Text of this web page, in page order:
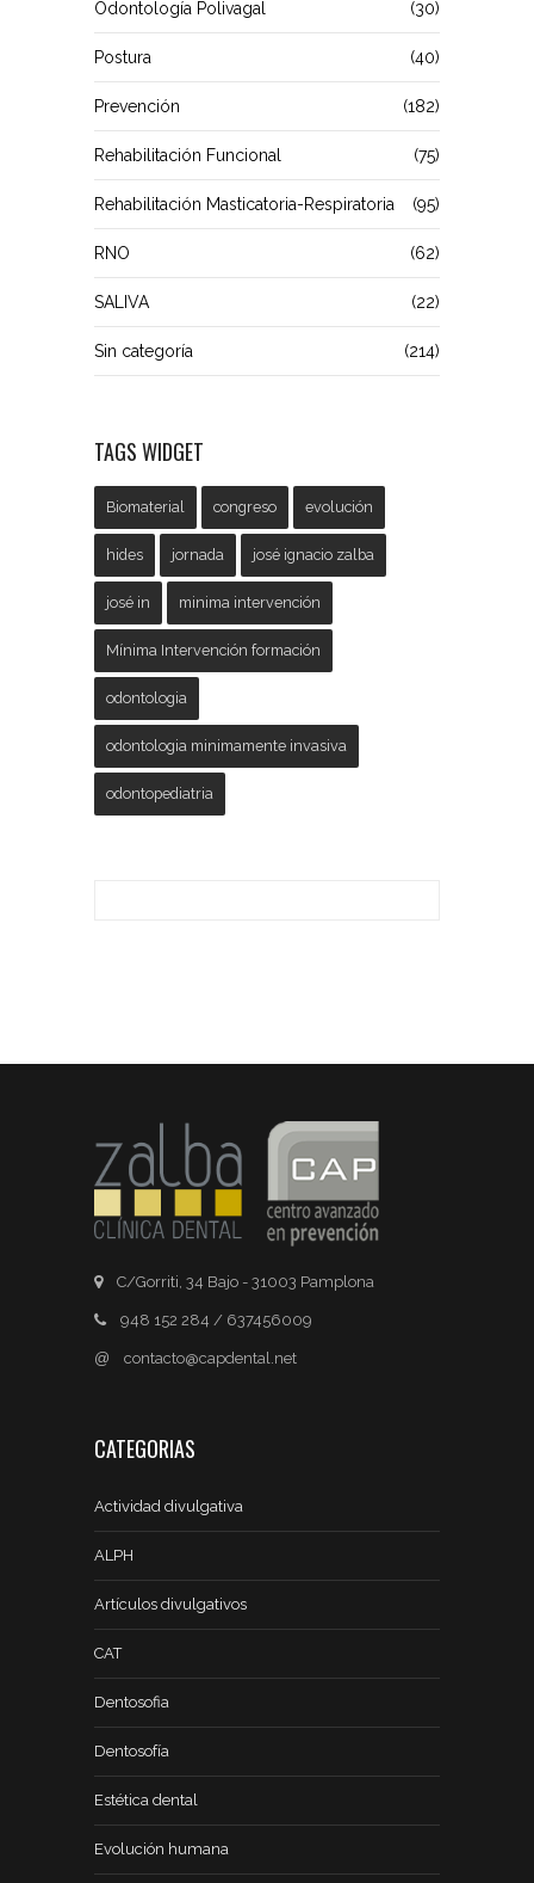
Odontología Polivagal (30)
Postura (40)
Prevención (182)
Rehabilitación Funcional (75)
Rehabilitación Masticatoria-Respiratoria (95)
RNO (62)
SALIVA (22)
Sin categoría (214)
TAGS WIDGET
Biomaterial congreso evolución
hides jornada josé ignacio zalba
josé in minima intervención
Mínima Intervención formación
odontologia
odontologia minimamente invasiva
odontopediatria
C/Gorriti, 34 Bajo - 31003 Pamplona
948 152 284 / 637456009
@ contacto@capdental.net
CATEGORIAS
Actividad divulgativa
ALPH
Artículos divulgativos
CAT
Dentosofia
Dentosofía
Estética dental
Evolución humana